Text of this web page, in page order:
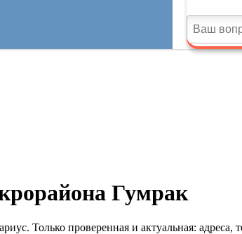
Гумрак
Только проверенная и актуальная: